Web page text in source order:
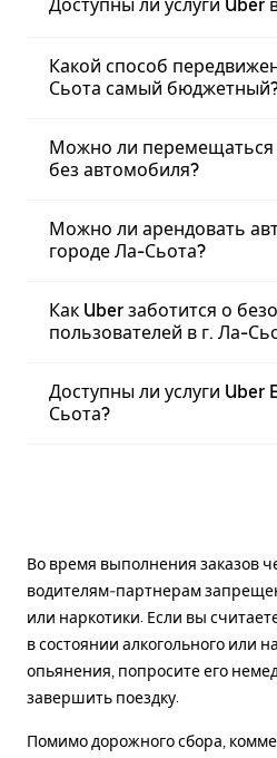
Доступны ли услуги Uber
Какой способ
Сьота самый
Можно ли перемещаться
без автомобиля?
Можно ли арендовать
городе Ла-Сьота?
Как Uber заботится о
пользователей в г. Ла-
Доступны ли услуги Uber
Сьота?
Во время выполнения заказов
водителям-партнерам
или наркотики. Если вы
в состоянии алкогольного или
опьянения, попросите его
завершить поездку.
Помимо дорожного сбора,